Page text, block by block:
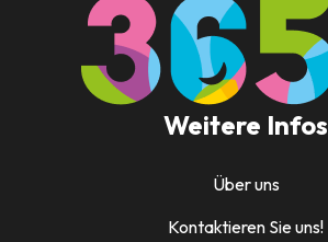
Weitere Infos
Über uns
Kontaktieren Sie uns!